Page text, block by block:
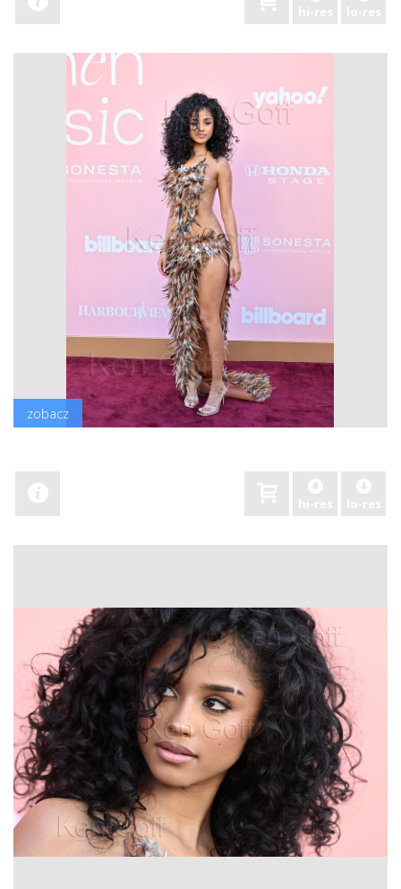
hi-res lo-res
zobacz
hi-res lo-res